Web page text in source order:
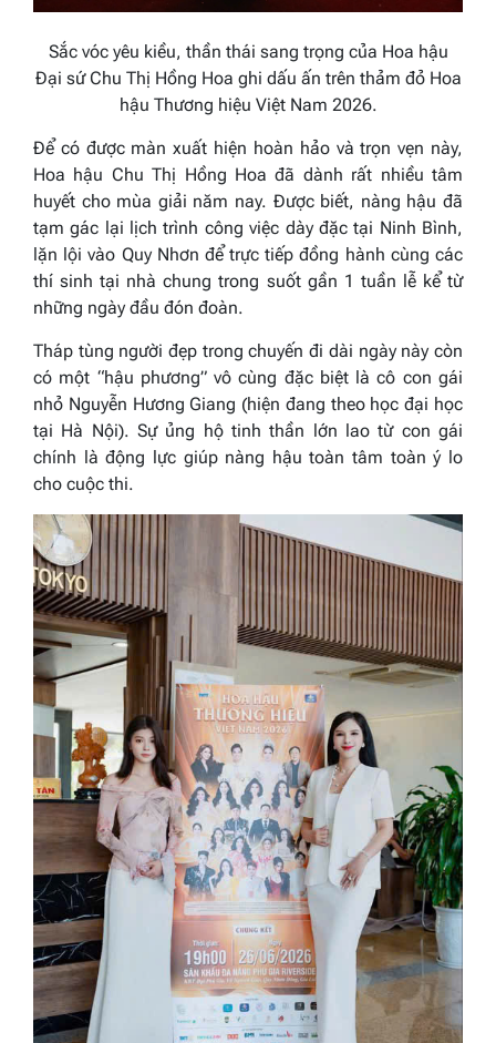
Sắc vóc yêu kiều, thần thái sang trọng của Hoa hậu
Đại sứ Chu Thị Hồng Hoa ghi dấu ấn trên thảm đỏ Hoa
hậu Thương hiệu Việt Nam 2026.
Để có được màn xuất hiện hoàn hảo và trọn vẹn này,
Hoa hậu Chu Thị Hồng Hoa đã dành rất nhiều tâm
huyết cho mùa giải năm nay. Được biết, nàng hậu đã
tạm gác lại lịch trình công việc dày đặc tại Ninh Bình,
lặn lội vào Quy Nhơn để trực tiếp đồng hành cùng các
thí sinh tại nhà chung trong suốt gần 1 tuần lễ kể từ
những ngày đầu đón đoàn.
Tháp tùng người đẹp trong chuyến đi dài ngày này còn
có một “hậu phương” vô cùng đặc biệt là cô con gái
nhỏ Nguyễn Hương Giang (hiện đang theo học đại học
tại Hà Nội). Sự ủng hộ tinh thần lớn lao từ con gái
chính là động lực giúp nàng hậu toàn tâm toàn ý lo
cho cuộc thi.